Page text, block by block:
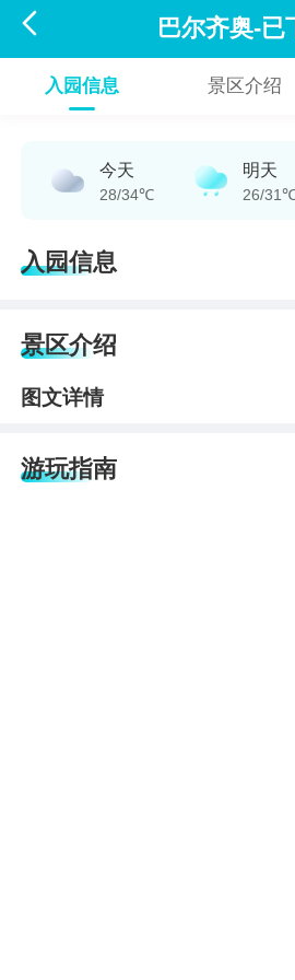
 巴尔齐奥-已
入园信息 景区介绍
今天
28/34℃
明天
26/
入园信息
景区介绍
图文详情
游玩指南